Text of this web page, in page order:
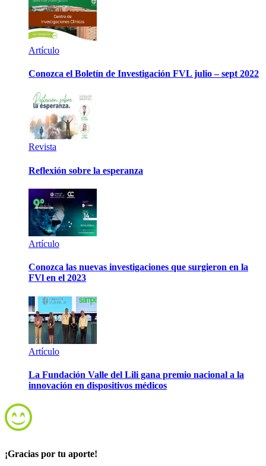
Artículo
Conozca el Boletín de Investigación FVL julio – sept 2022
Revista
Reflexión sobre la esperanza
Artículo
Conozca las nuevas investigaciones que surgieron en la
FVl en el 2023
Artículo
La Fundación Valle del Lili gana premio nacional a la
innovación en dispositivos médicos
¡Gracias por tu aporte!